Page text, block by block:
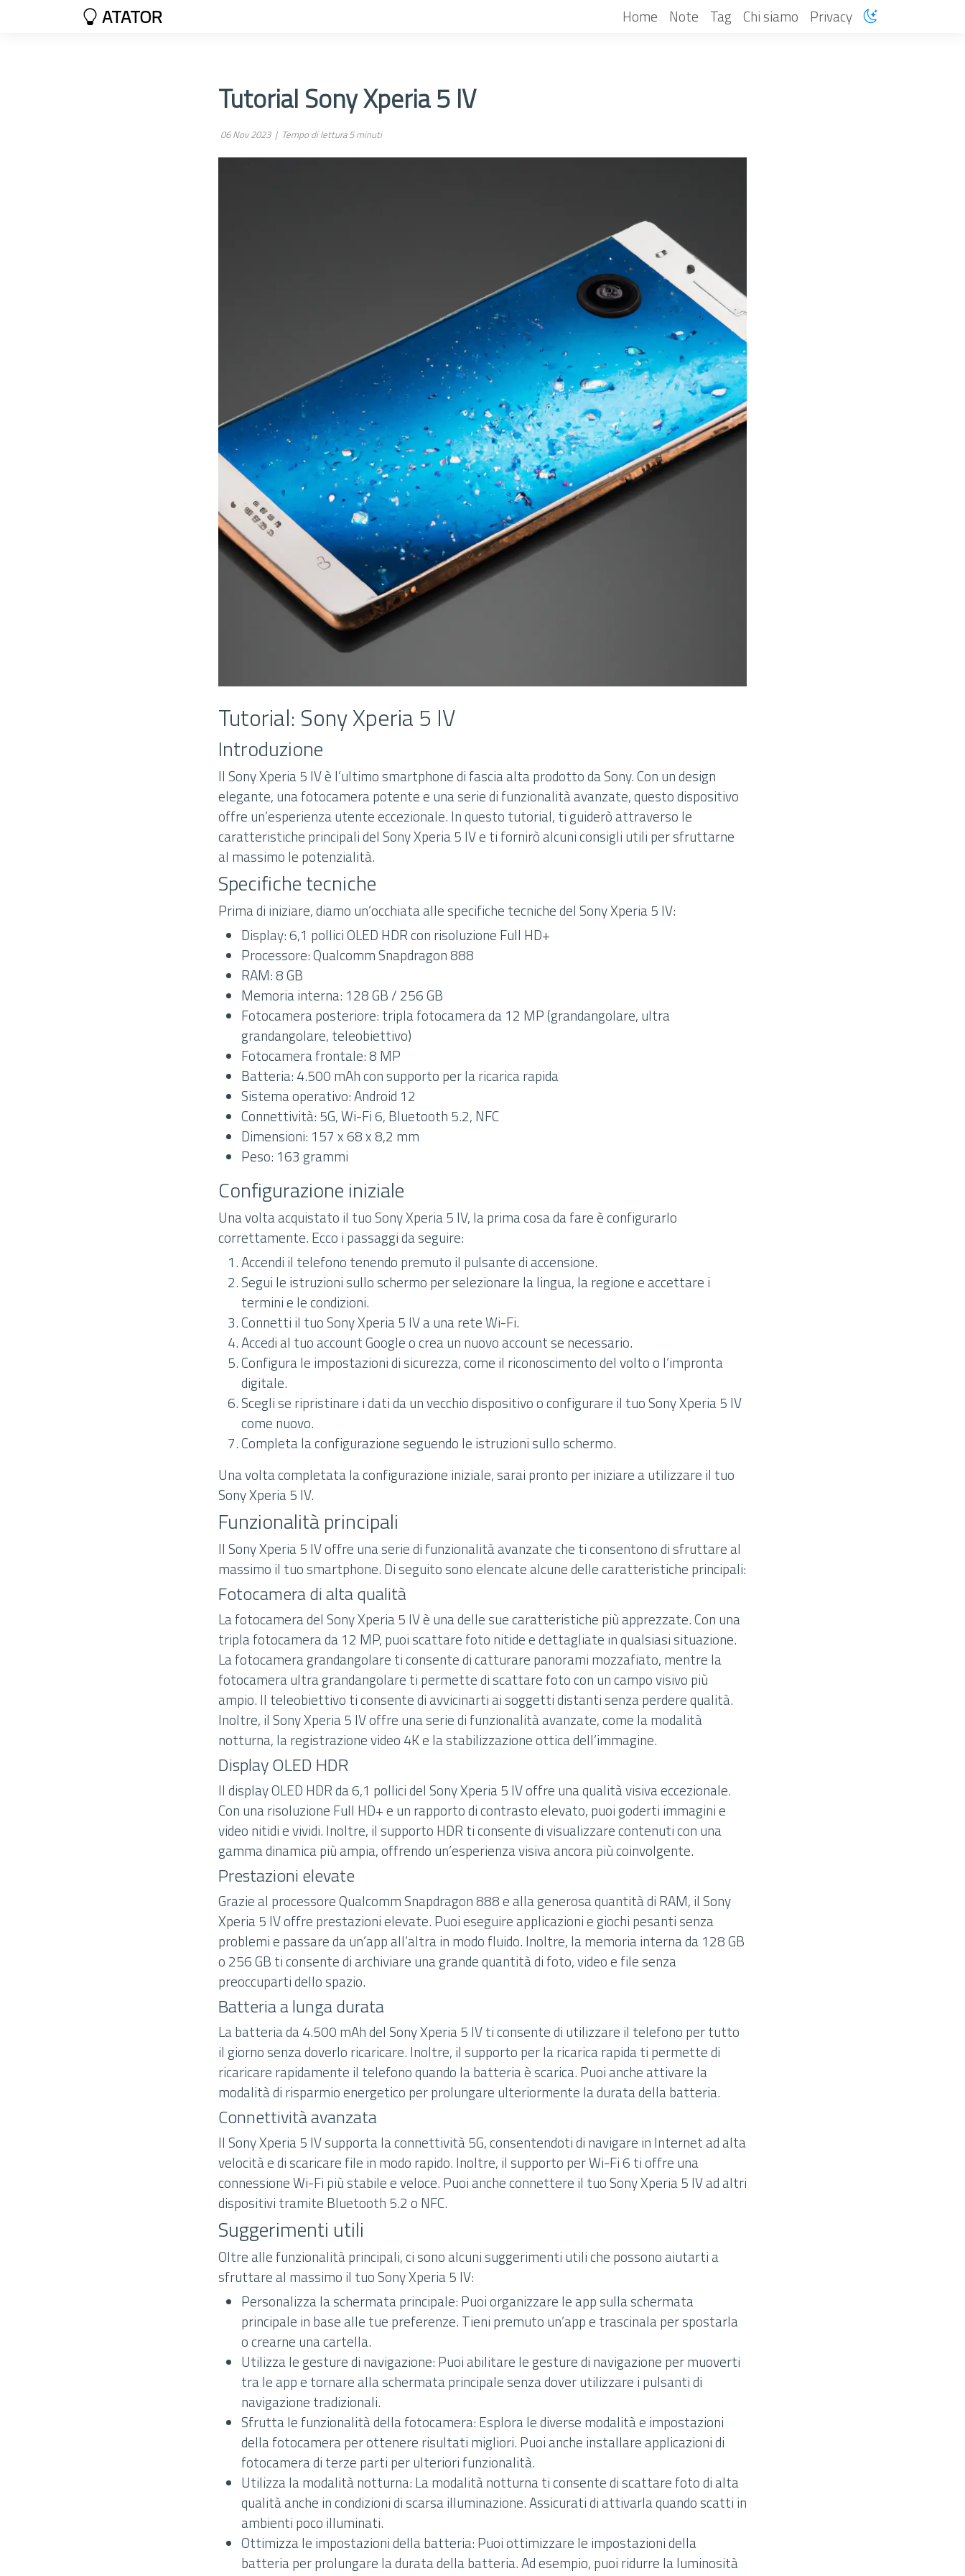
ATATOR Home Note Tag Chi siamo Privacy
Tutorial Sony Xperia 5 IV
06 Nov 2023 | Tempo di lettura 5 minuti
Tutorial: Sony Xperia 5 IV
Introduzione
Il Sony Xperia 5 IV è l’ultimo smartphone di fascia alta prodotto da Sony. Con un design
elegante, una fotocamera potente e una serie di funzionalità avanzate, questo dispositivo
offre un’esperienza utente eccezionale. In questo tutorial, ti guiderò attraverso le
caratteristiche principali del Sony Xperia 5 IV e ti fornirò alcuni consigli utili per sfruttarne
al massimo le potenzialità.
Specifiche tecniche
Prima di iniziare, diamo un’occhiata alle specifiche tecniche del Sony Xperia 5 IV:
Display: 6,1 pollici OLED HDR con risoluzione Full HD+
Processore: Qualcomm Snapdragon 888
RAM: 8 GB
Memoria interna: 128 GB / 256 GB
Fotocamera posteriore: tripla fotocamera da 12 MP (grandangolare, ultra
grandangolare, teleobiettivo)
Fotocamera frontale: 8 MP
Batteria: 4.500 mAh con supporto per la ricarica rapida
Sistema operativo: Android 12
Connettività: 5G, Wi-Fi 6, Bluetooth 5.2, NFC
Dimensioni: 157 x 68 x 8,2 mm
Peso: 163 grammi
Configurazione iniziale
Una volta acquistato il tuo Sony Xperia 5 IV, la prima cosa da fare è configurarlo
correttamente. Ecco i passaggi da seguire:
Accendi il telefono tenendo premuto il pulsante di accensione.
Segui le istruzioni sullo schermo per selezionare la lingua, la regione e accettare i
termini e le condizioni.
Connetti il tuo Sony Xperia 5 IV a una rete Wi-Fi.
Accedi al tuo account Google o crea un nuovo account se necessario.
Configura le impostazioni di sicurezza, come il riconoscimento del volto o l’impronta
digitale.
Scegli se ripristinare i dati da un vecchio dispositivo o configurare il tuo Sony Xperia 5 IV
come nuovo.
Completa la configurazione seguendo le istruzioni sullo schermo.
Una volta completata la configurazione iniziale, sarai pronto per iniziare a utilizzare il tuo
Sony Xperia 5 IV.
Funzionalità principali
Il Sony Xperia 5 IV offre una serie di funzionalità avanzate che ti consentono di sfruttare al
massimo il tuo smartphone. Di seguito sono elencate alcune delle caratteristiche principali:
Fotocamera di alta qualità
La fotocamera del Sony Xperia 5 IV è una delle sue caratteristiche più apprezzate. Con una
tripla fotocamera da 12 MP, puoi scattare foto nitide e dettagliate in qualsiasi situazione.
La fotocamera grandangolare ti consente di catturare panorami mozzafiato, mentre la
fotocamera ultra grandangolare ti permette di scattare foto con un campo visivo più
ampio. Il teleobiettivo ti consente di avvicinarti ai soggetti distanti senza perdere qualità.
Inoltre, il Sony Xperia 5 IV offre una serie di funzionalità avanzate, come la modalità
notturna, la registrazione video 4K e la stabilizzazione ottica dell’immagine.
Display OLED HDR
Il display OLED HDR da 6,1 pollici del Sony Xperia 5 IV offre una qualità visiva eccezionale.
Con una risoluzione Full HD+ e un rapporto di contrasto elevato, puoi goderti immagini e
video nitidi e vividi. Inoltre, il supporto HDR ti consente di visualizzare contenuti con una
gamma dinamica più ampia, offrendo un’esperienza visiva ancora più coinvolgente.
Prestazioni elevate
Grazie al processore Qualcomm Snapdragon 888 e alla generosa quantità di RAM, il Sony
Xperia 5 IV offre prestazioni elevate. Puoi eseguire applicazioni e giochi pesanti senza
problemi e passare da un’app all’altra in modo fluido. Inoltre, la memoria interna da 128 GB
o 256 GB ti consente di archiviare una grande quantità di foto, video e file senza
preoccuparti dello spazio.
Batteria a lunga durata
La batteria da 4.500 mAh del Sony Xperia 5 IV ti consente di utilizzare il telefono per tutto
il giorno senza doverlo ricaricare. Inoltre, il supporto per la ricarica rapida ti permette di
ricaricare rapidamente il telefono quando la batteria è scarica. Puoi anche attivare la
modalità di risparmio energetico per prolungare ulteriormente la durata della batteria.
Connettività avanzata
Il Sony Xperia 5 IV supporta la connettività 5G, consentendoti di navigare in Internet ad alta
velocità e di scaricare file in modo rapido. Inoltre, il supporto per Wi-Fi 6 ti offre una
connessione Wi-Fi più stabile e veloce. Puoi anche connettere il tuo Sony Xperia 5 IV ad altri
dispositivi tramite Bluetooth 5.2 o NFC.
Suggerimenti utili
Oltre alle funzionalità principali, ci sono alcuni suggerimenti utili che possono aiutarti a
sfruttare al massimo il tuo Sony Xperia 5 IV:
Personalizza la schermata principale: Puoi organizzare le app sulla schermata
principale in base alle tue preferenze. Tieni premuto un’app e trascinala per spostarla
o crearne una cartella.
Utilizza le gesture di navigazione: Puoi abilitare le gesture di navigazione per muoverti
tra le app e tornare alla schermata principale senza dover utilizzare i pulsanti di
navigazione tradizionali.
Sfrutta le funzionalità della fotocamera: Esplora le diverse modalità e impostazioni
della fotocamera per ottenere risultati migliori. Puoi anche installare applicazioni di
fotocamera di terze parti per ulteriori funzionalità.
Utilizza la modalità notturna: La modalità notturna ti consente di scattare foto di alta
qualità anche in condizioni di scarsa illuminazione. Assicurati di attivarla quando scatti in
ambienti poco illuminati.
Ottimizza le impostazioni della batteria: Puoi ottimizzare le impostazioni della
batteria per prolungare la durata della batteria. Ad esempio, puoi ridurre la luminosità